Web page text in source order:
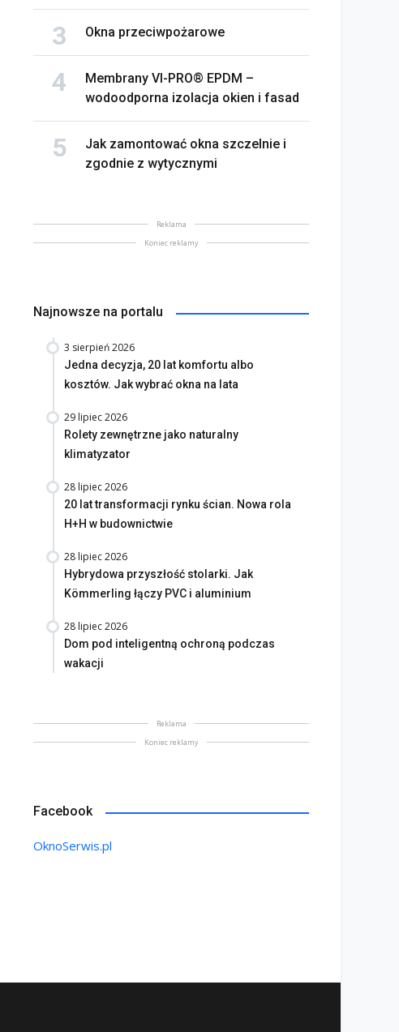
Okna bez tajemnic. Na co
Okna przeciwpożarowe
Membrany VI-PRO® EPDM –
wodoodporna izolacja okien i fasad
Jak zamontować okna szczelnie i
zgodnie z wytycznymi
Reklama
Koniec reklamy
Najnowsze na portalu
3 sierpień 2026
Jedna decyzja, 20 lat komfortu albo
kosztów. Jak wybrać okna na lata
29 lipiec 2026
Rolety zewnętrzne jako naturalny
klimatyzator
28 lipiec 2026
20 lat transformacji rynku ścian. Nowa rola
H+H w budownictwie
28 lipiec 2026
Hybrydowa przyszłość stolarki. Jak
Kömmerling łączy PVC i aluminium
28 lipiec 2026
Dom pod inteligentną ochroną podczas
wakacji
Reklama
Koniec reklamy
Facebook
OknoSerwis.pl